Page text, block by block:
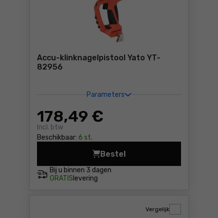
Accu-klinknagelpistool Yato YT-
82956
Parameters
178,49 €
Incl. btw
Beschikbaar: 6 st.
Bij u binnen 3 dagen
GRATIS levering
Bestel
Accu-klinknagelpistool
Vergelijk